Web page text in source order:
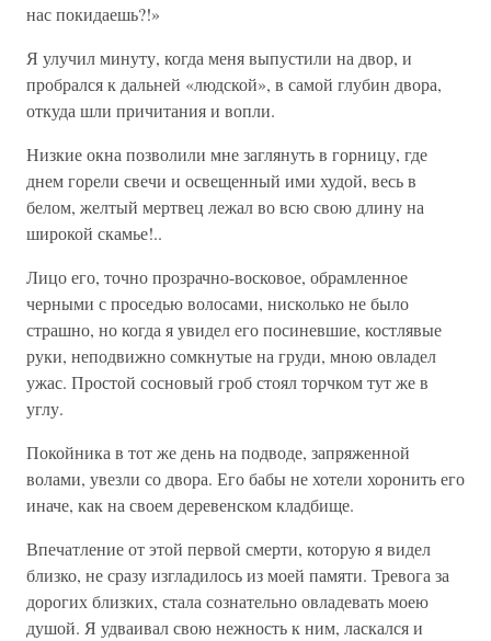
нас покидаешь?!»
Я улучил минуту, когда меня выпустили на двор, и
пробрался к дальней «людской», в самой глубин двора,
откуда шли причитания и вопли.
Низкие окна позволили мне заглянуть в горницу, где
днем горели свечи и освещенный ими худой, весь в
белом, желтый мертвец лежал во всю свою длину на
широкой скамье!..
Лицо его, точно прозрачно-восковое, обрамленное
черными с проседью волосами, нисколько не было
страшно, но когда я увидел его посиневшие, костлявые
руки, неподвижно сомкнутые на груди, мною овладел
ужас. Простой сосновый гроб стоял торчком тут же в
углу.
Покойника в тот же день на подводе, запряженной
волами, увезли со двора. Его бабы не хотели хоронить его
иначе, как на своем деревенском кладбище.
Впечатление от этой первой смерти, которую я видел
близко, не сразу изгладилось из моей памяти. Тревога за
дорогих близких, стала сознательно овладевать моею
душой. Я удваивал свою нежность к ним, ласкался и